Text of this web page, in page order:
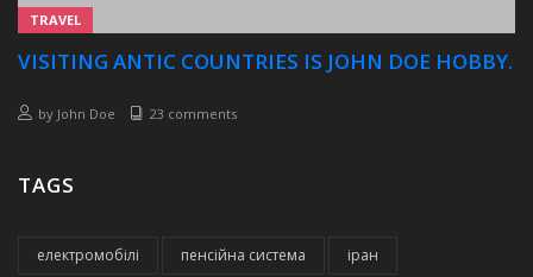
TRAVEL
VISITING ANTIC COUNTRIES IS JOHN DOE HOBBY.
by John Doe 23 comments
TAGS
електромобілі пенсійна система іран